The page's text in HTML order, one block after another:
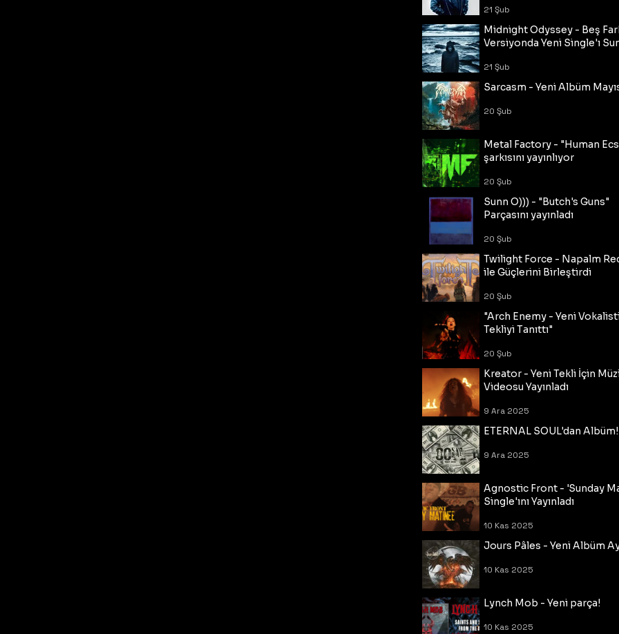
21 Şub
Midnight Odyssey - Beş
Versiyonda Yeni Single'ı
21 Şub
Sarcasm - Yeni Albüm
20 Şub
Metal Factory - "Human
şarkısını yayınlıyor
20 Şub
Sunn O))) - "Butch's Guns"
Parçasını yayınladı
20 Şub
Twilight Force - Napalm
ile Güçlerini Birleştirdi
20 Şub
"Arch Enemy - Yeni
Tekliyi Tanıttı"
20 Şub
Kreator - Yeni Tekli İçin
Videosu Yayınladı
9 Ara 2025
ETERNAL SOUL'dan Albüm!
9 Ara 2025
Agnostic Front - 'Sunday
Single'ını Yayınladı
10 Kas 2025
Jours Pâles - Yeni Albüm
10 Kas 2025
Lynch Mob - Yeni parça!
10 Kas 2025